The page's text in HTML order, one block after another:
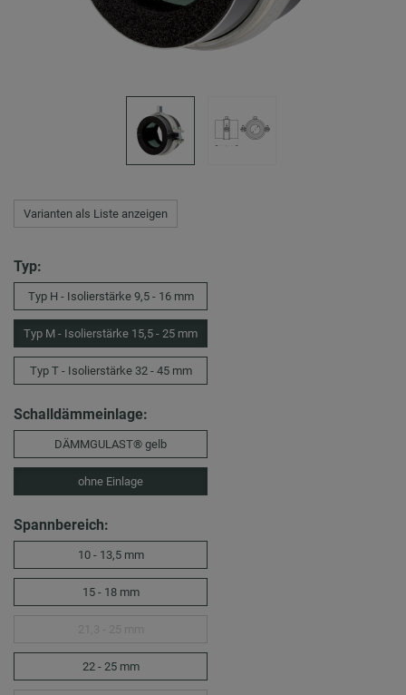
Varianten als Liste anzeigen
Typ:
Typ H - Isolierstärke 9,5 - 16 mm
Typ M - Isolierstärke 15,5 - 25 mm
Typ T - Isolierstärke 32 - 45 mm
Schalldämmeinlage:
DÄMMGULAST® gelb
ohne Einlage
Spannbereich:
10 - 13,5 mm
15 - 18 mm
22 - 25 mm